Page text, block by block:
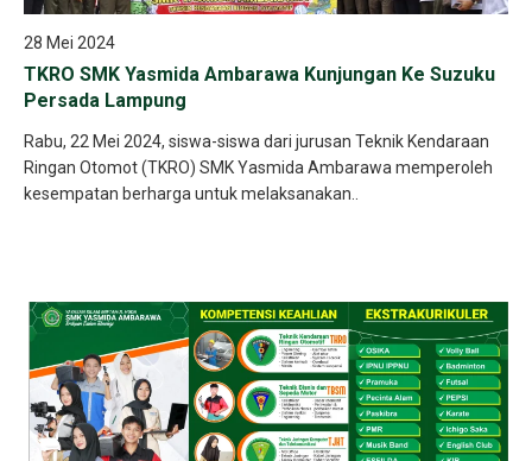
28 Mei 2024
TKRO SMK Yasmida Ambarawa Kunjungan Ke Suzuku
Persada Lampung
Rabu, 22 Mei 2024, siswa-siswa dari jurusan Teknik Kendaraan
Ringan Otomot (TKRO) SMK Yasmida Ambarawa memperoleh
kesempatan berharga untuk melaksanakan..